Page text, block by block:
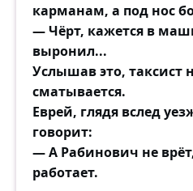
карманам, а под нос
— Чёрт, кажется в
выронил...
Услышав это, таксист
сматывается.
Еврей, глядя вслед
говорит:
— А Рабинович не
работает.